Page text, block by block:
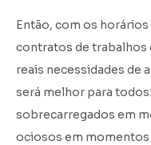
Então, com os
contratos de trabalhos
reais necessidades de
será melhor para
sobrecarregados em
ociosos em momentos